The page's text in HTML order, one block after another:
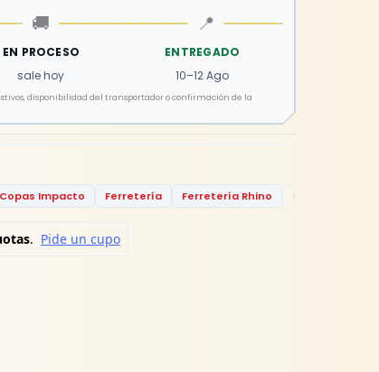
Copas Impacto Ferretería Ferretería Rhino Herramientas
🚚
EN PROCESO
sale hoy
📍
ENTREGADO
10–12 Ago
disponibilidad del transportador o confirmación de la